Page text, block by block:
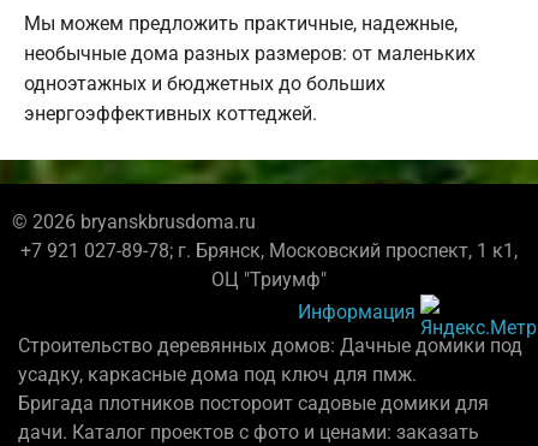
Мы можем предложить практичные, надежные,
необычные дома разных размеров: от маленьких
одноэтажных и бюджетных до больших
энергоэффективных коттеджей.
© 2026 bryanskbrusdoma.ru
+7 921 027-89-78; г. Брянск, Московский проспект, 1 к1,
ОЦ "Триумф"
Информация
Строительство деревянных домов: Дачные домики под
усадку, каркасные дома под ключ для пмж.
Бригада плотников постороит садовые домики для
дачи. Каталог проектов с фото и ценами: заказать